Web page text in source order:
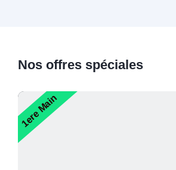
Nos offres spéciales
1ere Main